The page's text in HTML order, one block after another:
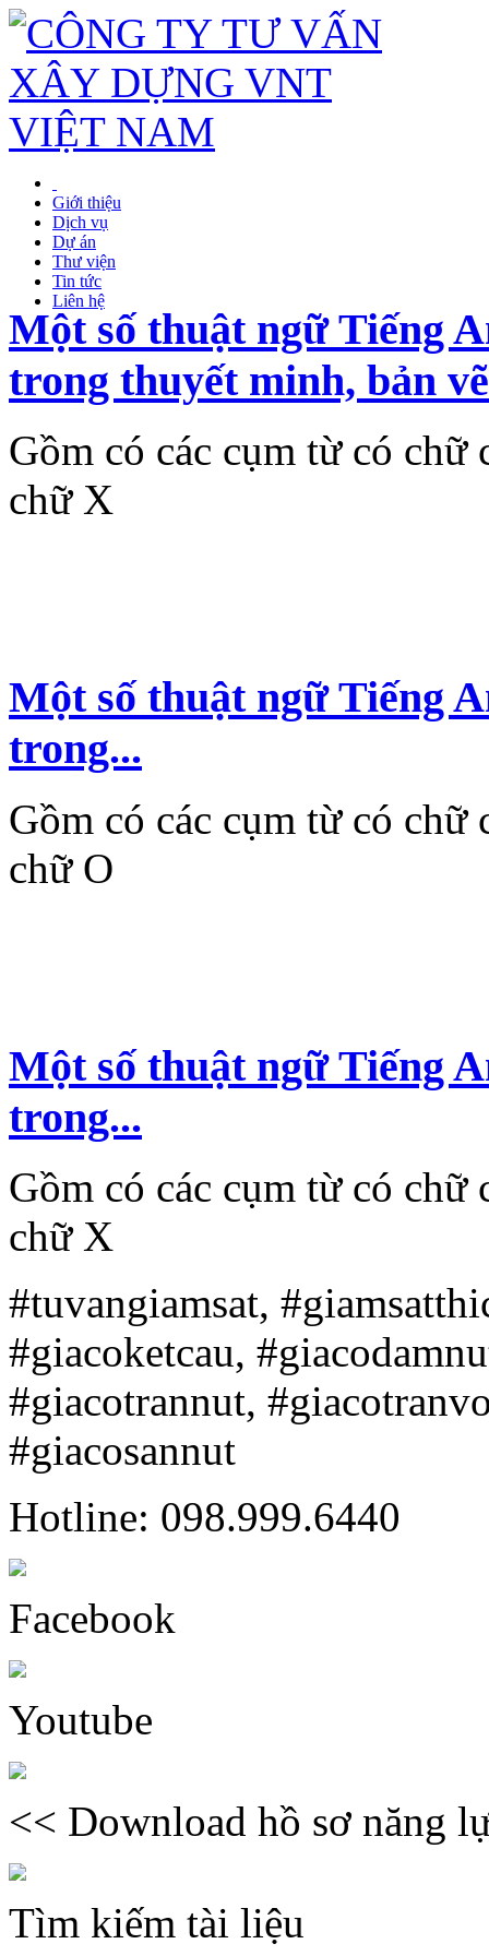
Giới thiệu
Dịch vụ
Dự án
Thư viện
Tin tức
Liên hệ
Một số thuật ngữ Tiếng
trong thuyết minh, bản
Gồm có các cụm từ có chữ
chữ X
Một số thuật ngữ Tiếng
trong...
Gồm có các cụm từ có chữ
chữ O
Một số thuật ngữ Tiếng
trong...
Gồm có các cụm từ có chữ
chữ X
#tuvangiamsat,
#giacoketcau,
#giacotrannut,
#giacosannut
Hotline: 098.999.6440
Facebook
Youtube
<< Download hồ sơ năng
Tìm kiếm tài liệu